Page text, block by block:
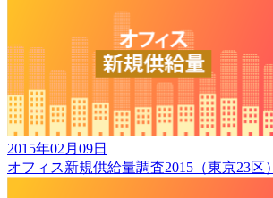
2015年02月09日
オフィス新規供給量調査2015（東京23区）